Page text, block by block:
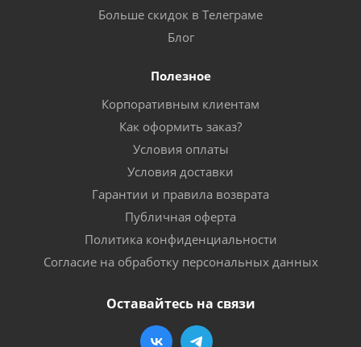
Больше скидок в Телеграме
Блог
Полезное
Корпоративным клиентам
Как оформить заказ?
Условия оплаты
Условия доставки
Гарантии и правила возврата
Публичная оферта
Политика конфиденциальности
Согласие на обработку персональных данных
Оставайтесь на связи